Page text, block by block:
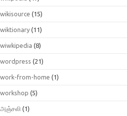
wikisource (15)
wiktionary (11)
wiwkipedia (8)
wordpress (21)
work-from-home (1)
workshop (5)
அஞ்சலி (1)